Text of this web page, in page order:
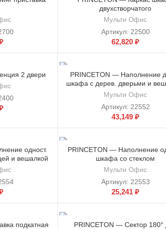
двухстворчатого
Мульти Офис
Артикул: 22500
62,820₽
2 двери
PRINCETON — Наполнение
шкафа с дерев. дверьми и
Мульти Офис
Артикул: 22552
43,149₽
одност.
и вешалкой
PRINCETON — Наполнение
шкафа со стеклом
Мульти Офис
Артикул: 22553
25,241₽
подкатная
PRINCETON — Сектор 180°